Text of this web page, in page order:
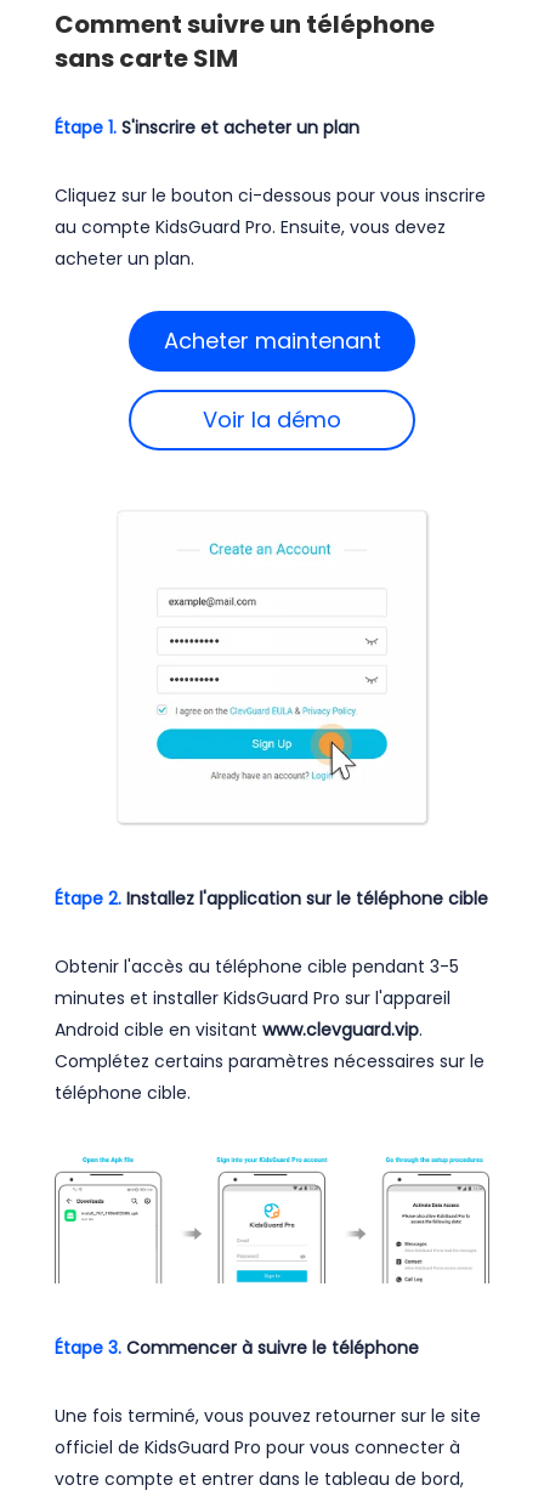
Comment suivre un téléphone
sans carte SIM
Étape 1. S'inscrire et acheter un plan
Cliquez sur le bouton ci-dessous pour vous inscrire
au compte KidsGuard Pro. Ensuite, vous devez
acheter un plan.
Acheter maintenant
Voir la démo
Étape 2. Installez l'application sur le téléphone cible
Obtenir l'accès au téléphone cible pendant 3-5
minutes et installer KidsGuard Pro sur l'appareil
Android cible en visitant www.clevguard.vip.
Complétez certains paramètres nécessaires sur le
téléphone cible.
Étape 3. Commencer à suivre le téléphone
Une fois terminé, vous pouvez retourner sur le site
officiel de KidsGuard Pro pour vous connecter à
votre compte et entrer dans le tableau de bord,